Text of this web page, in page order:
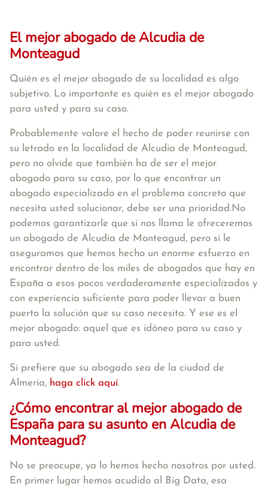
El mejor abogado de Alcudia de
Monteagud
Quién es el mejor abogado de su localidad es algo
subjetivo. Lo importante es quién es el mejor abogado
para usted y para su caso.
Probablemente valore el hecho de poder reunirse con
su letrado en la localidad de Alcudia de Monteagud,
pero no olvide que también ha de ser el mejor
abogado para su caso, por lo que encontrar un
abogado especializado en el problema concreto que
necesita usted solucionar, debe ser una prioridad.No
podemos garantizarle que si nos llama le ofreceremos
un abogado de Alcudia de Monteagud, pero si le
aseguramos que hemos hecho un enorme esfuerzo en
encontrar dentro de los miles de abogados que hay en
España a esos pocos verdaderamente especializados y
con experiencia suficiente para poder llevar a buen
puerto la solución que su caso necesita. Y ese es el
mejor abogado: aquel que es idóneo para su caso y
para usted.
Si prefiere que su abogado sea de la ciudad de
Almería, haga click aquí.
¿Cómo encontrar al mejor abogado de
España para su asunto en Alcudia de
Monteagud?
No se preocupe, ya lo hemos hecho nosotros por usted.
En primer lugar hemos acudido al Big Data, esa